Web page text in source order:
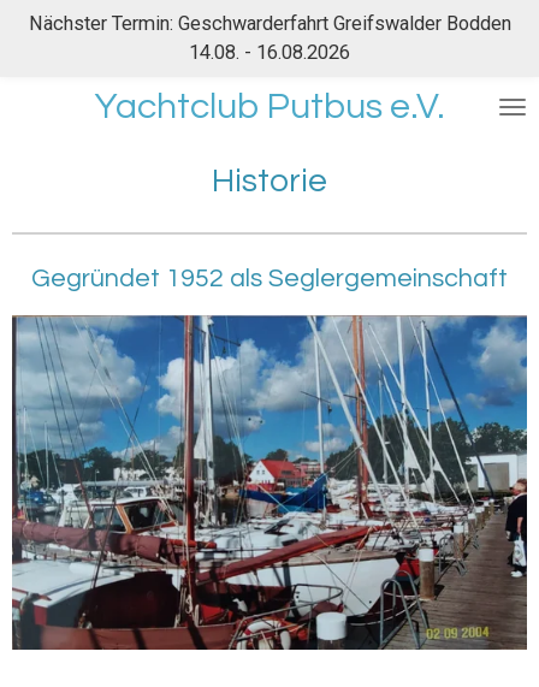
Zum
Yachtclub Putbus e.V.
Nächster Termin: Geschwarderfahrt Greifswalder Bodden
14.08. - 16.08.2026
Historie
Gegründet 1952 als Seglergemeinschaft